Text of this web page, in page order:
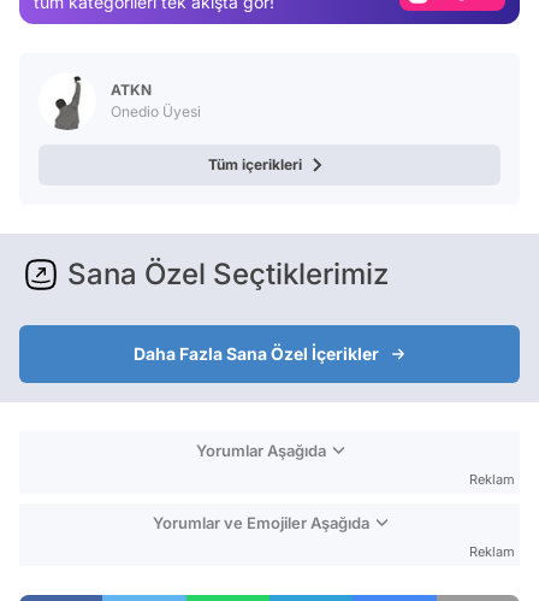
ATKN
Onedio Üyesi
Tüm içerikleri
Sana Özel Seçtiklerimiz
Daha Fazla Sana Özel İçerikler
Yorumlar Aşağıda
Reklam
Yorumlar ve Emojiler Aşağıda
Reklam